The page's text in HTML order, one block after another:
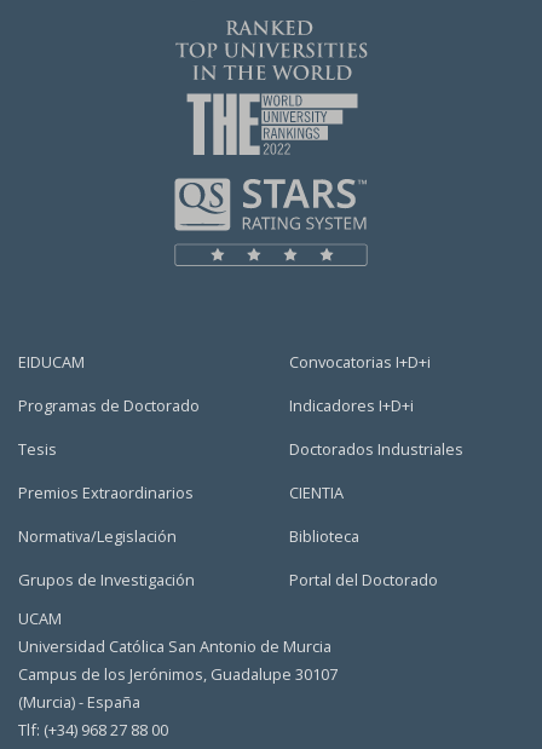
EIDUCAM
Programas de Doctorado
Tesis
Premios Extraordinarios
Normativa/Legislación
Grupos de Investigación
Convocatorias I+D+i
Indicadores I+D+i
Doctorados Industriales
CIENTIA
Biblioteca
Portal del Doctorado
UCAM
Universidad Católica San Antonio de Murcia
Campus de los Jerónimos, Guadalupe 30107
(Murcia) - España
Tlf: (+34) 968 27 88 00